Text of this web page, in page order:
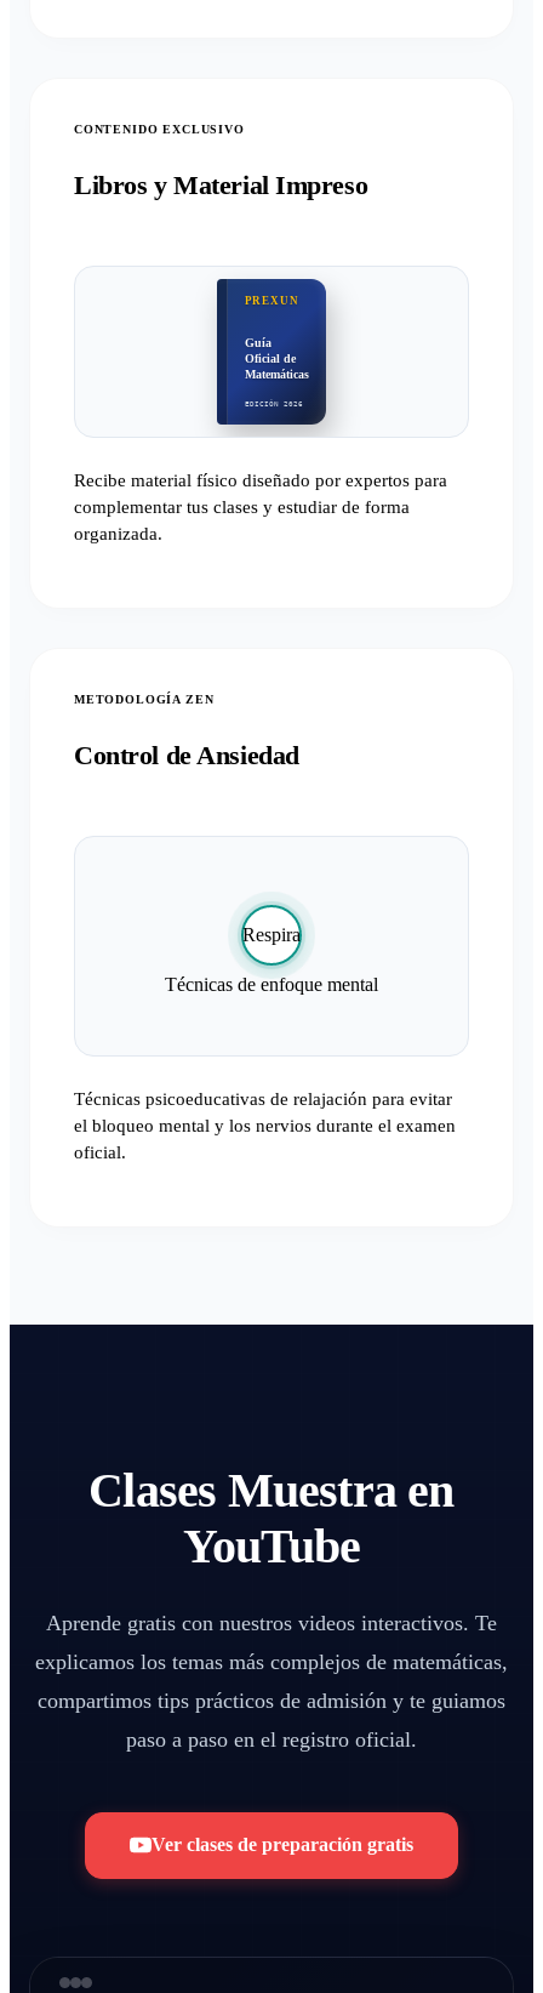
CONTENIDO EXCLUSIVO
Libros y Material Impreso
PREXUN
Guía
Oficial de
Matemáticas
EDICIÓN 2026
Recibe material físico diseñado por expertos para
complementar tus clases y estudiar de forma
organizada.
METODOLOGÍA ZEN
Control de Ansiedad
Respira
Técnicas de enfoque mental
Técnicas psicoeducativas de relajación para evitar
el bloqueo mental y los nervios durante el examen
oficial.
Clases Muestra en
YouTube
Aprende gratis con nuestros videos interactivos. Te
explicamos los temas más complejos de matemáticas,
compartimos tips prácticos de admisión y te guiamos
paso a paso en el registro oficial.
Ver clases de preparación gratis